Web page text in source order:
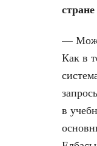
—
Как в
в